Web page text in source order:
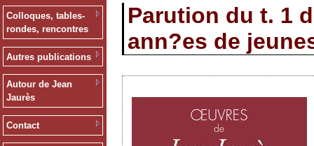
Colloques, tables-
rondes, rencontres
Autres publications
Autour de Jean
Jaurès
Contact
Parution du t. 1
ann?es de